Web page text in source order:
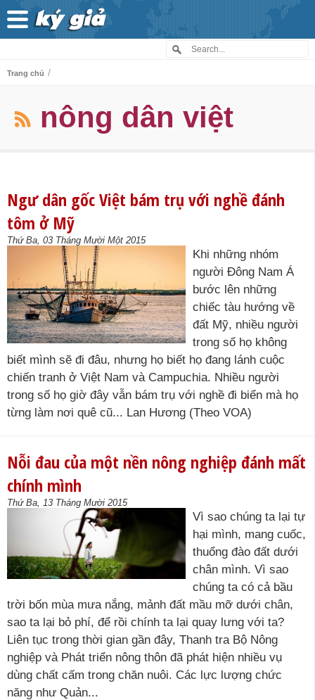
Trang chủ /
nông dân việt
Ngư dân gốc Việt bám trụ với nghề đánh
tôm ở Mỹ
Thứ Ba, 03 Tháng Mười Một 2015
Khi những nhóm
người Đông Nam Á
bước lên những
chiếc tàu hướng về
đất Mỹ, nhiều người
trong số họ không
biết mình sẽ đi đâu, nhưng họ biết họ đang lánh cuộc
chiến tranh ở Việt Nam và Campuchia. Nhiều người
trong số họ giờ đây vẫn bám trụ với nghề đi biển mà họ
từng làm nơi quê cũ... Lan Hương (Theo VOA)
Nỗi đau của một nền nông nghiệp đánh mất
chính mình
Thứ Ba, 13 Tháng Mười 2015
Vì sao chúng ta lại tự
hại mình, mang cuốc,
thuổng đào đất dưới
chân mình. Vì sao
chúng ta có cả bầu
trời bốn mùa mưa nắng, mảnh đất mầu mỡ dưới chân,
sao ta lại bỏ phí, để rồi chính ta lại quay lưng với ta?
Liên tục trong thời gian gần đây, Thanh tra Bộ Nông
nghiệp và Phát triển nông thôn đã phát hiện nhiều vụ
dùng chất cấm trong chăn nuôi. Các lực lượng chức
năng như Quản...